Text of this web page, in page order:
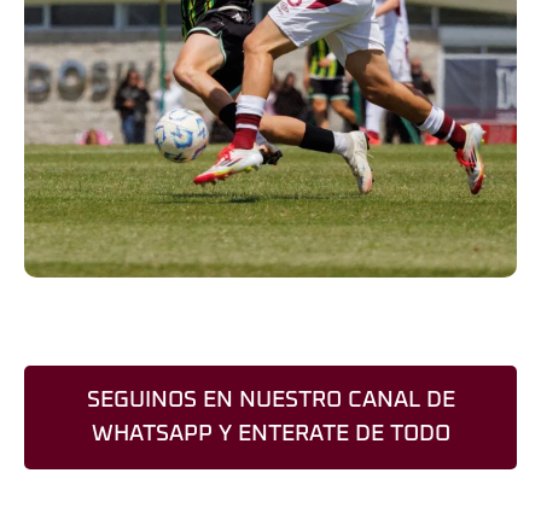
SEGUINOS EN NUESTRO CANAL DE
WHATSAPP Y ENTERATE DE TODO